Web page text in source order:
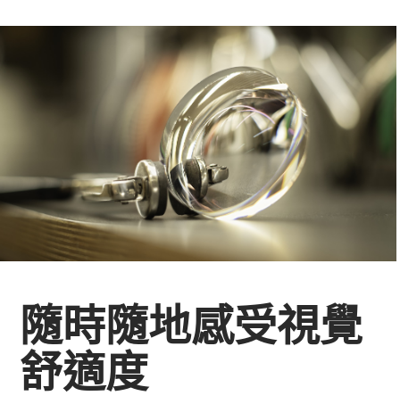
隨時隨地感受視覺
舒適度